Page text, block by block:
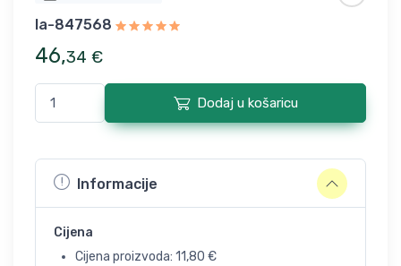
la-847568
46,34 €
Dodaj u košaricu
Informacije
Cijena
Cijena proizvoda: 11,80 €